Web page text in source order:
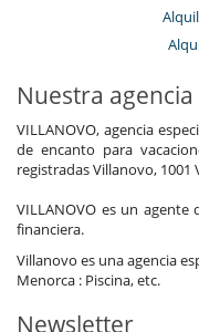
Nuestra
VILLANOVO, agencia
de encanto para
registradas Villanovo, 1001
VILLANOVO es un
financiera.
Villanovo es una agencia
Menorca : Piscina, etc.
Newsletter